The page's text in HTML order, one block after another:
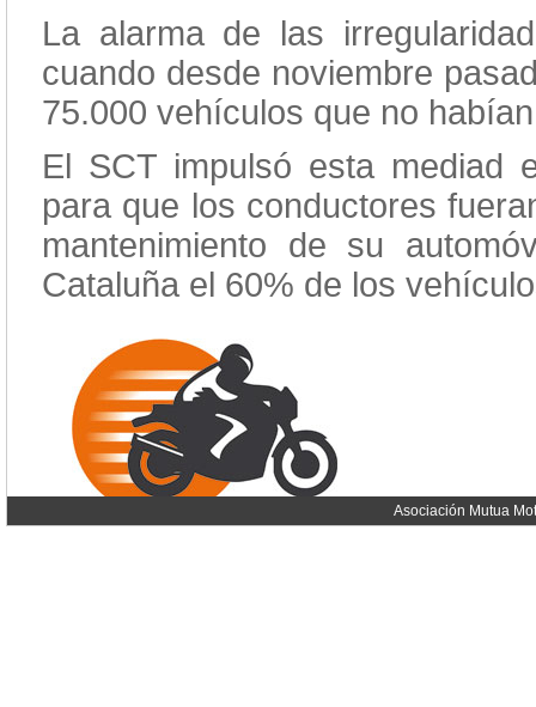
La alarma de las
cuando desde noviembre
75.000 vehículos que no
El SCT impulsó esta mediad
para que los conductores
mantenimiento de su
Cataluña el 60% de los
Asociación Mutua